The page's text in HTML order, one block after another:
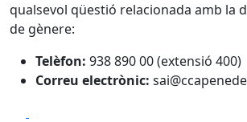
qualsevol qüestió relacionada amb la
de gènere:
Telèfon: 938 890 00 (extensió 400)
Correu electrònic: